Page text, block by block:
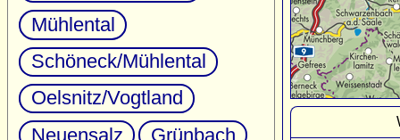
Mühlental
Schöneck/Mühlental
Oelsnitz/Vogtland
Neuensalz
Grünbach